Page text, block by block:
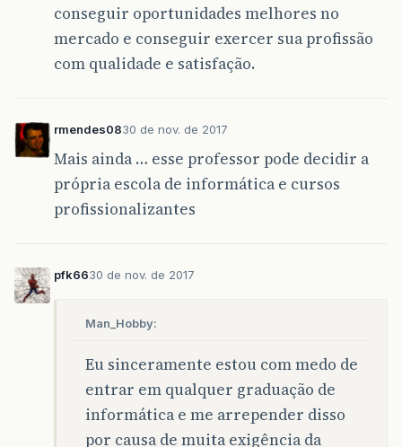
conseguir oportunidades melhores no
mercado e conseguir exercer sua profissão
com qualidade e satisfação.
rmendes0830 de nov. de 2017
Mais ainda … esse professor pode decidir a
própria escola de informática e cursos
profissionalizantes
pfk6630 de nov. de 2017
Man_Hobby:
Eu sinceramente estou com medo de
entrar em qualquer graduação de
informática e me arrepender disso
por causa de muita exigência da